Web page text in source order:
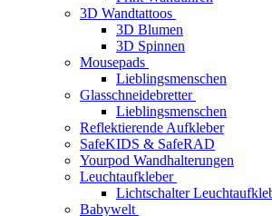
3D Wandtattoos
3D Blumen
3D Spinnen
Mousepads
Lieblingsmenschen
Glasschneidebretter
Lieblingsmenschen
Reflektierende Aufkleber
SafeKIDS & SafeRAD
Yourpod Wandhalterungen
Leuchtaufkleber
Lichtschalter
Babywelt